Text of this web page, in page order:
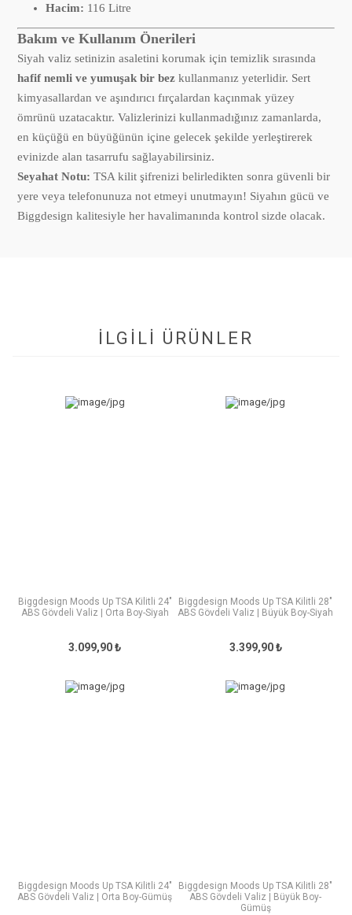
Hacim: 116 Litre
Bakım ve Kullanım Önerileri
Siyah valiz setinizin asaletini korumak için temizlik sırasında
hafif nemli ve yumuşak bir bez kullanmanız yeterlidir. Sert
kimyasallardan ve aşındırıcı fırçalardan kaçınmak yüzey
ömrünü uzatacaktır. Valizlerinizi kullanmadığınız zamanlarda,
en küçüğü en büyüğünün içine gelecek şekilde yerleştirerek
evinizde alan tasarrufu sağlayabilirsiniz.
Seyahat Notu: TSA kilit şifrenizi belirledikten sonra güvenli bir
yere veya telefonunuza not etmeyi unutmayın! Siyahın gücü ve
Biggdesign kalitesiyle her havalimanında kontrol sizde olacak.
İLGİLİ ÜRÜNLER
Biggdesign Moods Up TSA Kilitli 24"
ABS Gövdeli Valiz | Orta Boy-Siyah
3.099,90 ₺
Biggdesign Moods Up TSA Kilitli 28"
ABS Gövdeli Valiz | Büyük Boy-Siyah
3.399,90 ₺
Biggdesign Moods Up TSA Kilitli 24"
ABS Gövdeli Valiz | Orta Boy-Gümüş
Biggdesign Moods Up TSA Kilitli 28"
ABS Gövdeli Valiz | Büyük Boy-
Gümüş